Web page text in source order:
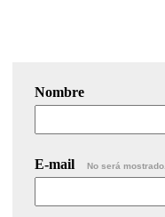
Nombre
E-mail No será mostrado.